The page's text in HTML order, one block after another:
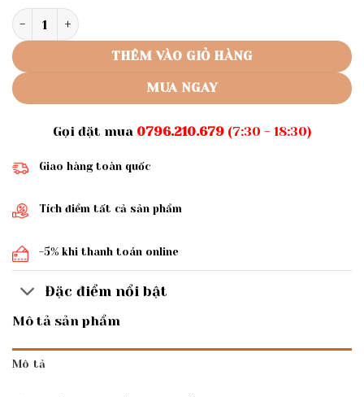
Rập giấy A0 mã 561 - áo thắt nơ số lượng
THÊM VÀO GIỎ HÀNG
MUA NGAY
Gọi đặt mua 0796.210.679(7:30 - 18:30)
Giao hàng toàn quốc
Tích điểm tất cả sản phẩm
-5% khi thanh toán online
Đặc điểm nổi bật
Mô tả sản phẩm
Mô tả